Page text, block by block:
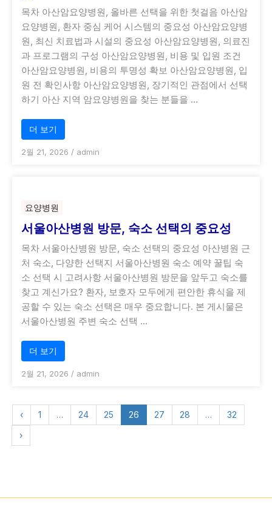
목차 아산암요양병원, 올바른 선택을 위한 첫걸음 아산암
요양병원, 환자 중심 케어 시스템의 중요성 아산암요양병
원, 최신 치료법과 시설의 중요성 아산암요양병원, 의료진
과 프로그램의 구성 아산암요양병원, 비용 및 입원 조건
아산암요양병원, 비용의 투명성 확보 아산암요양병원, 입
원 전 확인사항 아산암요양병원, 장기적인 관점에서 선택
하기 아산 지역 암요양병원을 찾는 분들을 …
더 보기
2월 21, 2026 / admin
요양병원
서울아산병원 방문, 숙소 선택의 중요성
목차 서울아산병원 방문, 숙소 선택의 중요성 아산병원 근
처 숙소, 다양한 선택지 서울아산병원 숙소 예약 꿀팁 숙
소 선택 시 고려사항 서울아산병원 방문을 앞두고 숙소를
찾고 계신가요? 환자, 보호자 모두에게 편안한 휴식을 제
공할 수 있는 숙소 선택은 매우 중요합니다. 본 게시물은
서울아산병원 주변 숙소 선택 …
더 보기
2월 21, 2026 / admin
‹ 1 … 24 25 26 27 28 …
32
›